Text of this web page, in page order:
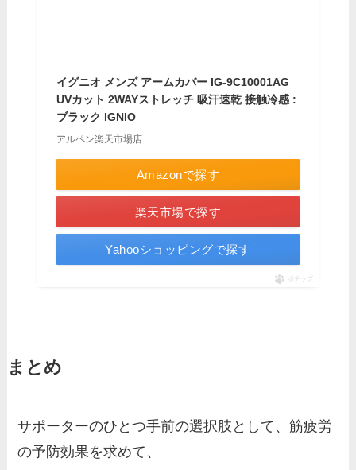
イグニオ メンズ アームカバー IG-9C10001AG
UVカット 2WAYストレッチ 吸汗速乾 接触冷感 :
ブラック IGNIO
アルペン楽天市場店
Amazonで探す
楽天市場で探す
Yahooショッピングで探す
ポチップ
まとめ
サポーターのひとつ手前の選択肢として、筋疲労
の予防効果を求めて、